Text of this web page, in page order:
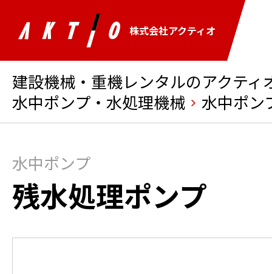
株式会社アクティオ
建設機械・重機レンタルのアクティ
水中ポンプ・水処理機械
水中ポン
水中ポンプ
残水処理ポンプ